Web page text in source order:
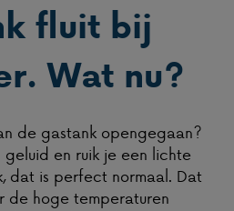
fluit bij
Wat nu?
de gastank opengegaan?
en ruik je een lichte
dat is perfect normaal. Dat
hoge temperaturen